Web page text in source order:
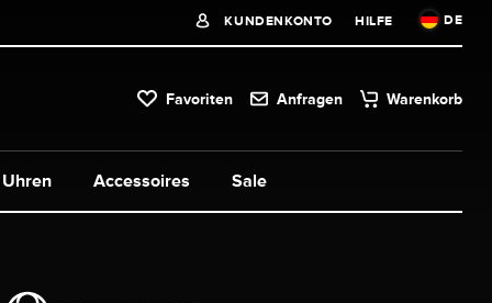
KUNDENKONTO HILFE DE
Favoriten Anfragen Warenkorb
Uhren Accessoires Sale